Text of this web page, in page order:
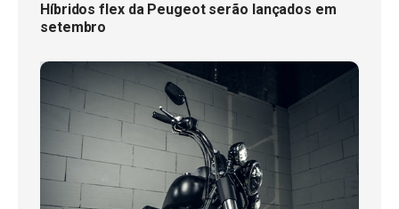
Híbridos flex da Peugeot serão lançados em
setembro